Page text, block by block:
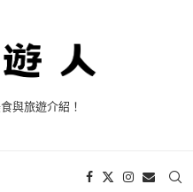
與旅遊介紹！